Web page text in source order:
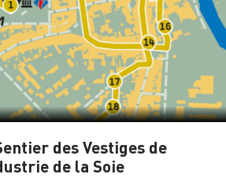
des Vestiges de
de la Soie